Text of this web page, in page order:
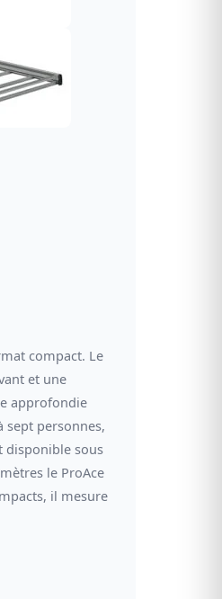
compact. Le
et une
approfondie
sept personnes,
disponible sous
le ProAce
il mesure